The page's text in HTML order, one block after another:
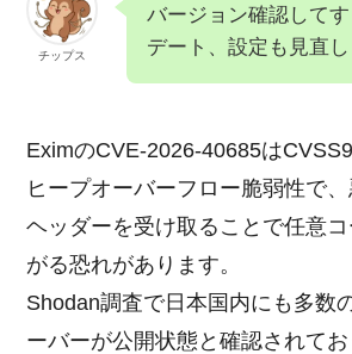
チップス
バージョン確認して
デート、設定も見直し
EximのCVE-2026-40685は
ヒープオーバーフロー脆弱性で
ヘッダーを受け取ることで任意
がる恐れがあります。
Shodan調査で日本国内にも多数
ーバーが公開状態と確認されて